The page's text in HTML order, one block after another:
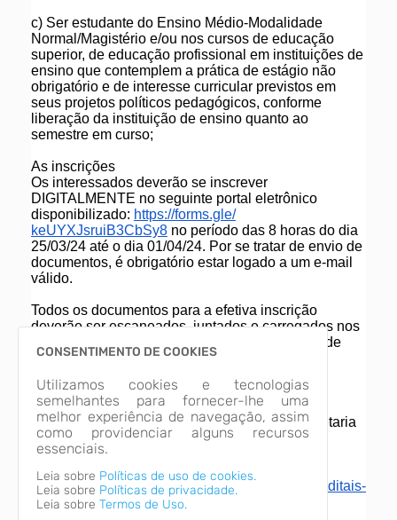
c) Ser estudante do Ensino Médio-Modalidade
Normal/Magistério e/ou nos cursos de educação
superior, de educação profissional em instituições de
ensino que contemplem a prática de estágio não
obrigatório e de interesse curricular previstos em
seus projetos políticos pedagógicos, conforme
liberação da instituição de ensino quanto ao
semestre em curso;
As inscrições
Os interessados deverão se inscrever
DIGITALMENTE no seguinte portal eletrônico
disponibilizado: https://forms.gle/
keUYXJsruiB3CbSy8 no período das 8 horas do dia
25/03/24 até o dia 01/04/24. Por se tratar de envio de
documentos, é obrigatório estar logado a um e-mail
válido.
Todos os documentos para a efetiva inscrição
deverão ser escaneados, juntados e carregados nos
espaços apropriados junto ao portal eletrônico de
inscrições disponibilizado.
Edital
O edital completo está disponível no site da
Prefeitura de Parobé, na área editais, em Secretaria
de Educação.
Ou também pode ser acessado no
link: https://parobe.atende.net/cidadao/pagina/editais-
2024-sec-educacao
CONSENTIMENTO DE COOKIES
Utilizamos cookies e tecnologias
semelhantes para fornecer-lhe uma
melhor experiência de navegação, assim
como providenciar alguns recursos
essenciais.
Leia sobre Políticas de uso de cookies.
Leia sobre Políticas de privacidade.
Leia sobre Termos de Uso.